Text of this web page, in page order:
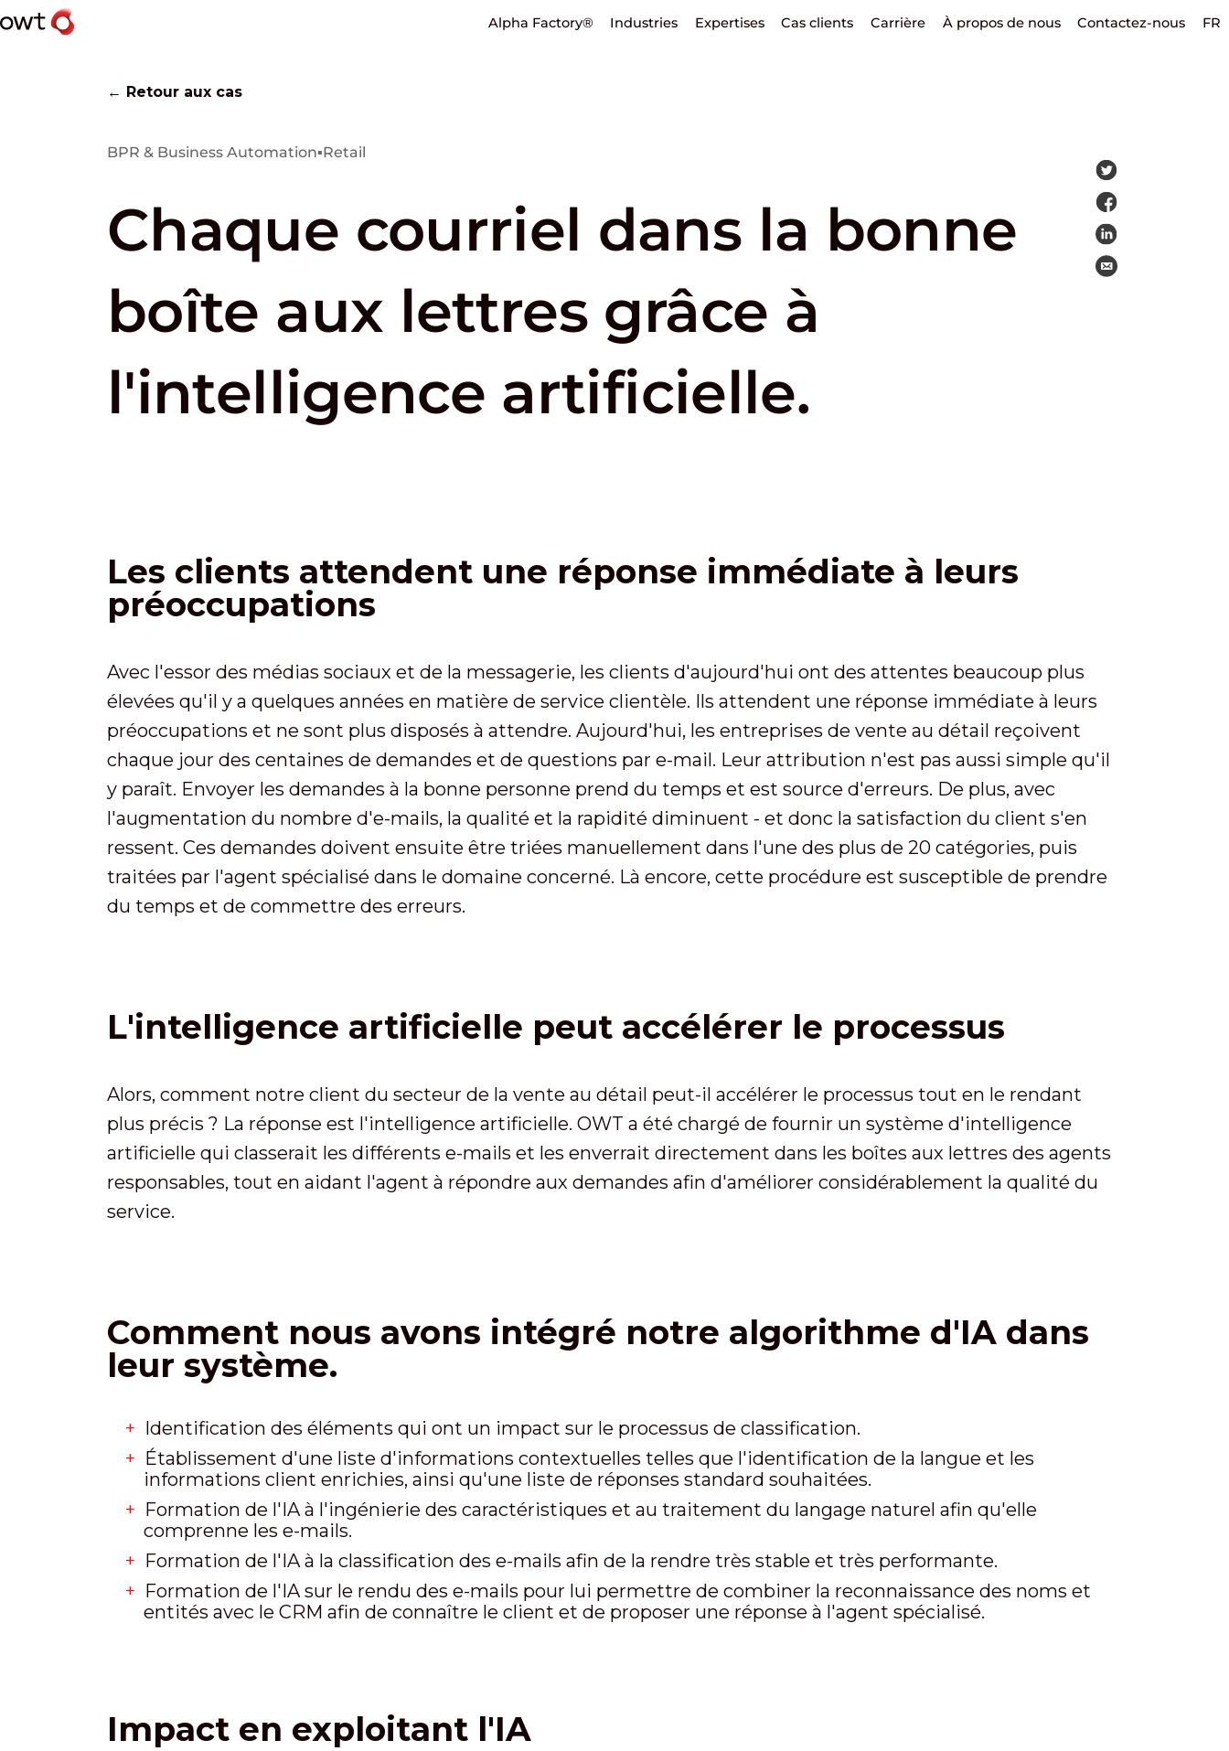
Alpha Factory® Industries Expertises Cas clients Carrière À propos de nous Contactez-nous FR
← Retour aux cas
BPR & Business Automation▪Retail
Chaque courriel dans la bonne
boîte aux lettres grâce à
l'intelligence artificielle.
Les clients attendent une réponse immédiate à leurs
préoccupations
Avec l'essor des médias sociaux et de la messagerie, les clients d'aujourd'hui ont des attentes beaucoup plus
élevées qu'il y a quelques années en matière de service clientèle. Ils attendent une réponse immédiate à leurs
préoccupations et ne sont plus disposés à attendre. Aujourd'hui, les entreprises de vente au détail reçoivent
chaque jour des centaines de demandes et de questions par e-mail. Leur attribution n'est pas aussi simple qu'il
y paraît. Envoyer les demandes à la bonne personne prend du temps et est source d'erreurs. De plus, avec
l'augmentation du nombre d'e-mails, la qualité et la rapidité diminuent - et donc la satisfaction du client s'en
ressent. Ces demandes doivent ensuite être triées manuellement dans l'une des plus de 20 catégories, puis
traitées par l'agent spécialisé dans le domaine concerné. Là encore, cette procédure est susceptible de prendre
du temps et de commettre des erreurs.
L'intelligence artificielle peut accélérer le processus
Alors, comment notre client du secteur de la vente au détail peut-il accélérer le processus tout en le rendant
plus précis ? La réponse est l'intelligence artificielle. OWT a été chargé de fournir un système d'intelligence
artificielle qui classerait les différents e-mails et les enverrait directement dans les boîtes aux lettres des agents
responsables, tout en aidant l'agent à répondre aux demandes afin d'améliorer considérablement la qualité du
service.
Comment nous avons intégré notre algorithme d'IA dans
leur système.
Identification des éléments qui ont un impact sur le processus de classification.
Établissement d'une liste d'informations contextuelles telles que l'identification de la langue et les
informations client enrichies, ainsi qu'une liste de réponses standard souhaitées.
Formation de l'IA à l'ingénierie des caractéristiques et au traitement du langage naturel afin qu'elle
comprenne les e-mails.
Formation de l'IA à la classification des e-mails afin de la rendre très stable et très performante.
Formation de l'IA sur le rendu des e-mails pour lui permettre de combiner la reconnaissance des noms et
entités avec le CRM afin de connaître le client et de proposer une réponse à l'agent spécialisé.
Impact en exploitant l'IA